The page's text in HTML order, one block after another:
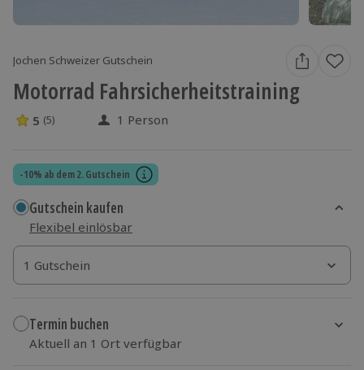
Jochen Schweizer Gutschein
Motorrad Fahrsicherheitstraining
5 Sterne von 5 aus 5 Bewertungen
5 (5) 1 Person
-10% ab dem 2. Gutschein
Gutschein kaufen
Flexibel einlösbar
1 Gutschein
1 Gutschein
1 Gutschein
Termin buchen
Aktuell an 1 Ort verfügbar